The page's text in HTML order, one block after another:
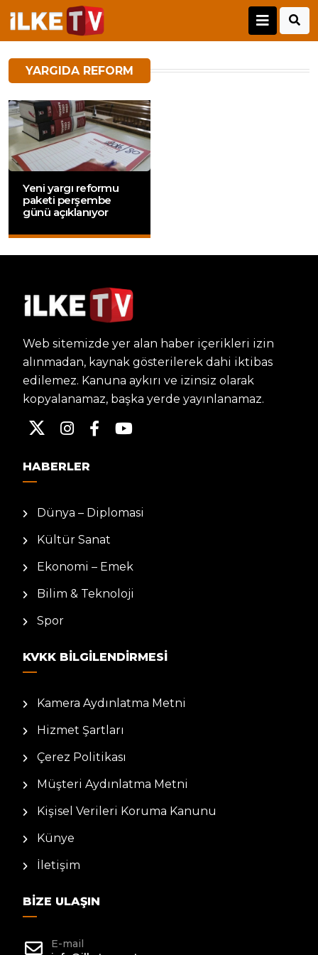
YARGIDA REFORM
Yeni yargı reformu
paketi perşembe
günü açıklanıyor
Web sitemizde yer alan haber içerikleri izin
alınmadan, kaynak gösterilerek dahi iktibas
edilemez. Kanuna aykırı ve izinsiz olarak
kopyalanamaz, başka yerde yayınlanamaz.
HABERLER
Dünya – Diplomasi
Kültür Sanat
Ekonomi – Emek
Bilim & Teknoloji
Spor
KVKK BILGILENDIRMESI
Kamera Aydınlatma Metni
Hizmet Şartları
Çerez Politikası
Müşteri Aydınlatma Metni
Kişisel Verileri Koruma Kanunu
Künye
İletişim
BIZE ULAŞIN
E-mail